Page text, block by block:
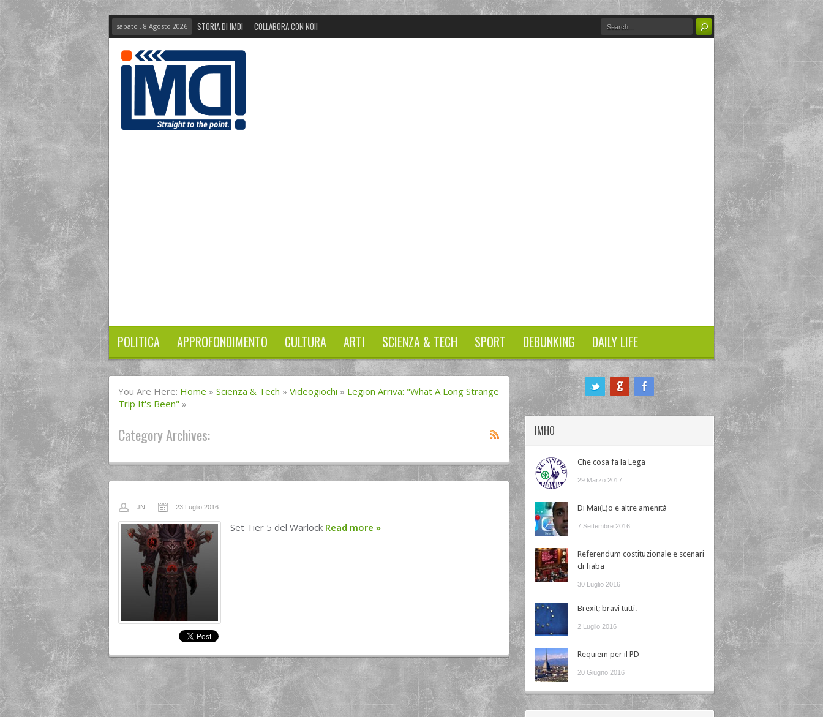
sabato , 8 Agosto 2026 STORIA DI IMDI COLLABORA CON NOI!
POLITICA APPROFONDIMENTO CULTURA ARTI SCIENZA & TECH SPORT DEBUNKING DAILY LIFE
You Are Here: Home » Scienza & Tech » Videogiochi » Legion Arriva: "What A Long Strange
Trip It's Been" »
Category Archives:
JN 23 Luglio 2016
Set Tier 5 del Warlock Read more »
IMHO
Che cosa fa la Lega
29 Marzo 2017
Di Mai(L)o e altre amenità
7 Settembre 2016
Referendum costituzionale e scenari
di fiaba
30 Luglio 2016
Brexit; bravi tutti.
2 Luglio 2016
Requiem per il PD
20 Giugno 2016